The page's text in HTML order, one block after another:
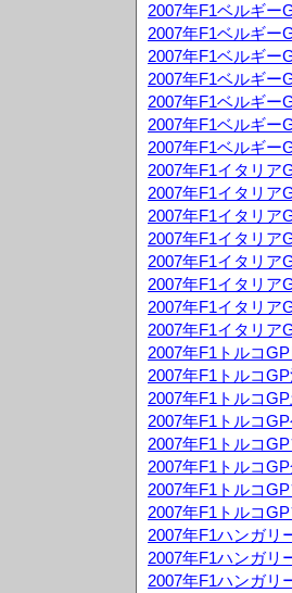
2007年F1ベルギー
2007年F1ベルギー
2007年F1ベルギー
2007年F1ベルギー
2007年F1ベルギー
2007年F1ベルギー
2007年F1ベルギー
2007年F1イタリア
2007年F1イタリア
2007年F1イタリア
2007年F1イタリア
2007年F1イタリア
2007年F1イタリア
2007年F1イタリア
2007年F1イタリア
2007年F1トルコ
2007年F1トルコ
2007年F1トルコ
2007年F1トルコ
2007年F1トルコ
2007年F1トルコ
2007年F1トルコ
2007年F1トルコ
2007年F1ハンガリ
2007年F1ハンガリ
2007年F1ハンガリ